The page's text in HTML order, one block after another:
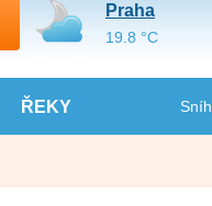
ŘEKY Sníh
Praha
19.8 °C